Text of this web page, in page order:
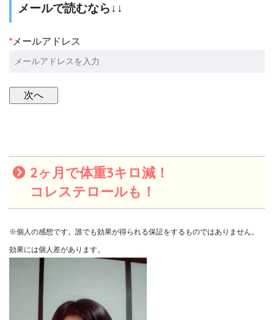
メールで読むなら↓↓
*メールアドレス
2ヶ月で体重3キロ減！
コレステロールも！
※個人の感想です。誰でも効果が得られる保証をするものではありません。
効果には個人差があります。